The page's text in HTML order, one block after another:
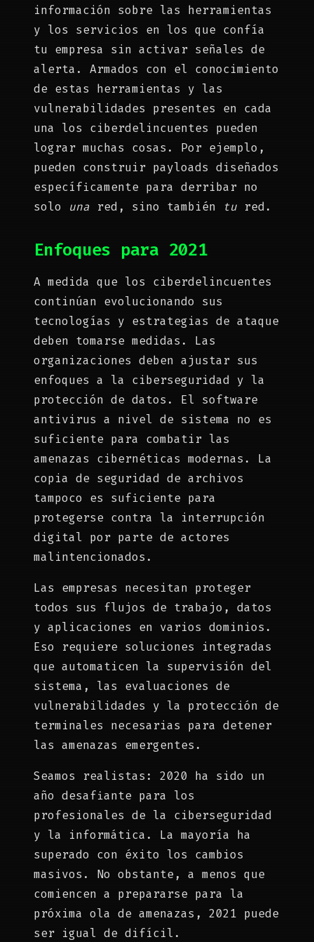
información sobre las herramientas
y los servicios en los que confía
tu empresa sin activar señales de
alerta. Armados con el conocimiento
de estas herramientas y las
vulnerabilidades presentes en cada
una los ciberdelincuentes pueden
lograr muchas cosas. Por ejemplo,
pueden construir payloads diseñados
específicamente para derribar no
solo una red, sino también tu red.
Enfoques para 2021
A medida que los ciberdelincuentes
continúan evolucionando sus
tecnologías y estrategias de ataque
deben tomarse medidas. Las
organizaciones deben ajustar sus
enfoques a la ciberseguridad y la
protección de datos. El software
antivirus a nivel de sistema no es
suficiente para combatir las
amenazas cibernéticas modernas. La
copia de seguridad de archivos
tampoco es suficiente para
protegerse contra la interrupción
digital por parte de actores
malintencionados.
Las empresas necesitan proteger
todos sus flujos de trabajo, datos
y aplicaciones en varios dominios.
Eso requiere soluciones integradas
que automaticen la supervisión del
sistema, las evaluaciones de
vulnerabilidades y la protección de
terminales necesarias para detener
las amenazas emergentes.
Seamos realistas: 2020 ha sido un
año desafiante para los
profesionales de la ciberseguridad
y la informática. La mayoría ha
superado con éxito los cambios
masivos. No obstante, a menos que
comiencen a prepararse para la
próxima ola de amenazas, 2021 puede
ser igual de difícil.